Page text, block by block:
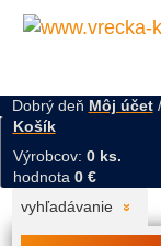
Dobrý deň Môj účet/
Košík
Výrobcov: 0 ks.
hodnota 0 €
vyhľadávanie